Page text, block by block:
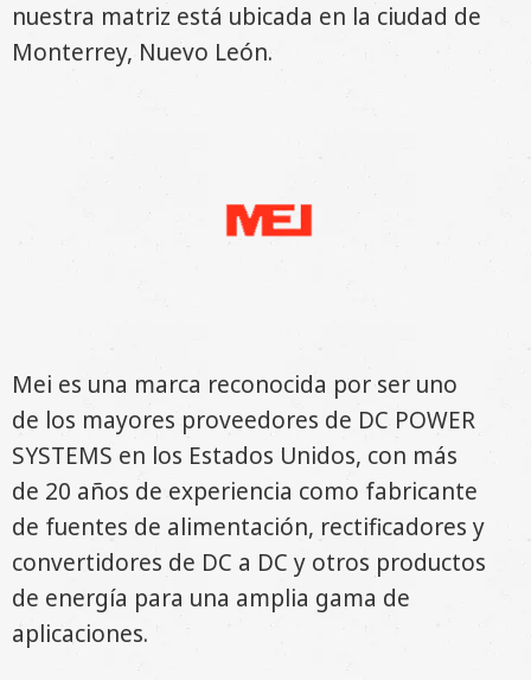
nuestra matriz está ubicada en la ciudad de
Monterrey, Nuevo León.
Mei es una marca reconocida por ser uno
de los mayores proveedores de DC POWER
SYSTEMS en los Estados Unidos, con más
de 20 años de experiencia como fabricante
de fuentes de alimentación, rectificadores y
convertidores de DC a DC y otros productos
de energía para una amplia gama de
aplicaciones.